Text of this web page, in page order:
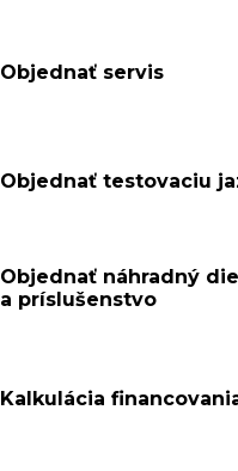
Objednať servis
Objednať testovaciu
Objednať náhradný
a príslušenstvo
Kalkulácia